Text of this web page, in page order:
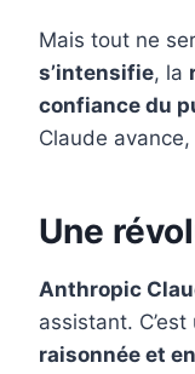
Mais tout ne
s’intensifie, la
confiance du
Claude
Une
Anthropic
assistant.
raisonnée et